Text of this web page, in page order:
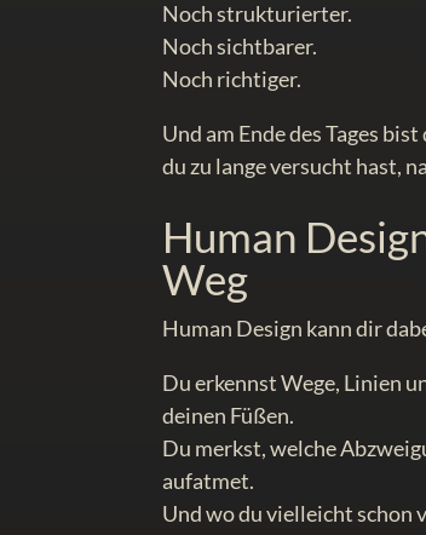
Noch strukturierter.
Noch sichtbarer.
Noch richtiger.
Und am Ende des Tages
du zu lange versucht hast,
Human
Weg
Human Design kann dir
Du erkennst Wege, Linien
deinen Füßen.
Du merkst, welche
aufatmet.
Und wo du vielleicht schon